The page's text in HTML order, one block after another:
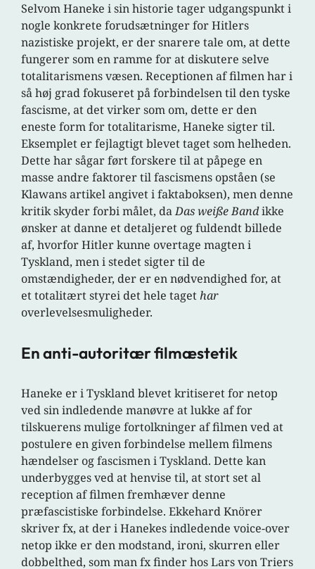
Selvom Haneke i sin historie tager udgangspunkt i
nogle konkrete forudsætninger for Hitlers
nazistiske projekt, er der snarere tale om, at dette
fungerer som en ramme for at diskutere selve
totalitarismens væsen. Receptionen af filmen har i
så høj grad fokuseret på forbindelsen til den tyske
fascisme, at det virker som om, dette er den
eneste form for totalitarisme, Haneke sigter til.
Eksemplet er fejlagtigt blevet taget som helheden.
Dette har sågar ført forskere til at påpege en
masse andre faktorer til fascismens opståen (se
Klawans artikel angivet i faktaboksen), men denne
kritik skyder forbi målet, daDas weiße Bandikke
ønsker at danne et detaljeret og fuldendt billede
af, hvorfor Hitler kunne overtage magten i
Tyskland, men i stedet sigter til de
omstændigheder, der er en nødvendighed for, at
et totalitært styrei det hele tagethar
overlevelsesmuligheder.
En anti-autoritær filmæstetik
Haneke er i Tyskland blevet kritiseret for netop
ved sin indledende manøvre at lukke af for
tilskuerens mulige fortolkninger af filmen ved at
postulere en given forbindelse mellem filmens
hændelser og fascismen i Tyskland. Dette kan
underbygges ved at henvise til, at stort set al
reception af filmen fremhæver denne
præfascistiske forbindelse. Ekkehard Knörer
skriver fx, at der i Hanekes indledende voice-over
netop ikke er den modstand, ironi, skurren eller
dobbelthed, som man fx finder hos Lars von Triers